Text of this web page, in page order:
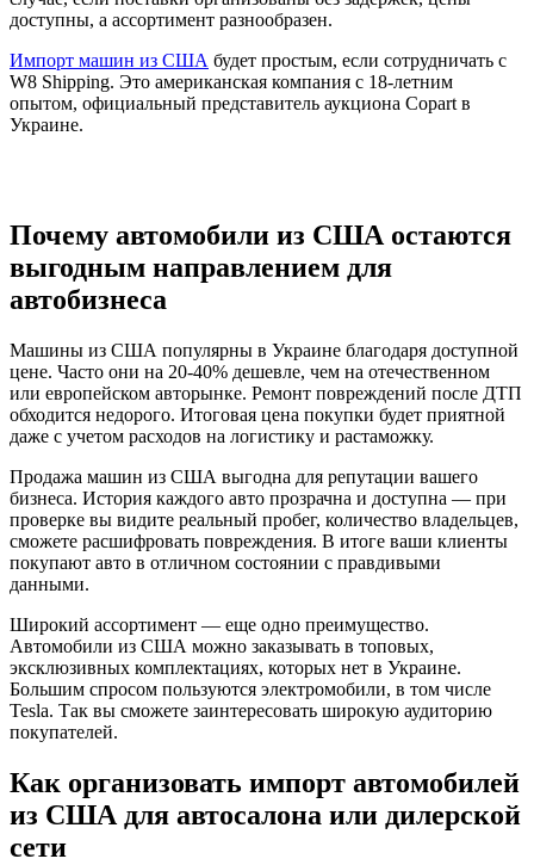
доступны, а ассортимент разнообразен.
Импорт машин из США будет простым, если сотрудничать с
W8 Shipping. Это американская компания с 18-летним
опытом, официальный представитель аукциона Copart в
Украине.
Почему автомобили из США остаются
выгодным направлением для
автобизнеса
Машины из США популярны в Украине благодаря доступной
цене. Часто они на 20-40% дешевле, чем на отечественном
или европейском авторынке. Ремонт повреждений после ДТП
обходится недорого. Итоговая цена покупки будет приятной
даже с учетом расходов на логистику и растаможку.
Продажа машин из США выгодна для репутации вашего
бизнеса. История каждого авто прозрачна и доступна — при
проверке вы видите реальный пробег, количество владельцев,
сможете расшифровать повреждения. В итоге ваши клиенты
покупают авто в отличном состоянии с правдивыми
данными.
Широкий ассортимент — еще одно преимущество.
Автомобили из США можно заказывать в топовых,
эксклюзивных комплектациях, которых нет в Украине.
Большим спросом пользуются электромобили, в том числе
Tesla. Так вы сможете заинтересовать широкую аудиторию
покупателей.
Как организовать импорт автомобилей
из США для автосалона или дилерской
сети